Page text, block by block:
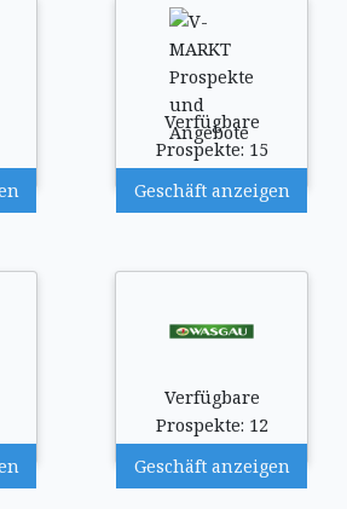
Verfügbare
Prospekte: 15
Geschäft anzeigen
Verfügbare
Prospekte: 12
Geschäft anzeigen